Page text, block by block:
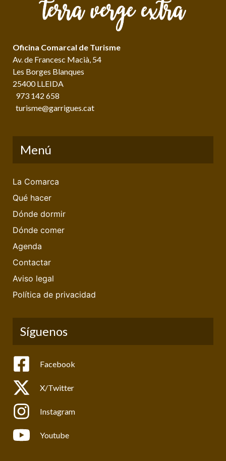
Oficina Comarcal de Turisme
Av. de Francesc Macià, 54
Les Borges Blanques
25400 LLEIDA
973 142 658
turisme@garrigues.cat
Menú
La Comarca
Qué hacer
Dónde dormir
Dónde comer
Agenda
Contactar
Aviso legal
Política de privacidad
Síguenos
Facebook
X/Twitter
Instagram
Youtube